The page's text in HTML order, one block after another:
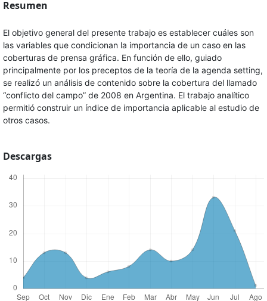
Resumen
El objetivo general del presente trabajo es establecer cuáles son
las variables que condicionan la importancia de un caso en las
coberturas de prensa gráfica. En función de ello, guiado
principalmente por los preceptos de la teoría de la agenda setting,
se realizó un análisis de contenido sobre la cobertura del llamado
“conflicto del campo” de 2008 en Argentina. El trabajo analítico
permitió construir un índice de importancia aplicable al estudio de
otros casos.
Descargas